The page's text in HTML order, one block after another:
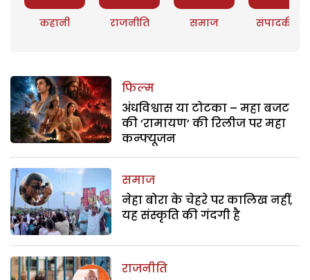
कहानी राजनीति समाज संपादकीय
फिल्म
अंधविश्वास या टोटका – महा बजट
की ‘रामायण’ की रिलीज पर महा
कन्फ्यूजन
समाज
नेहा बोरा के चेहरे पर कालिख नहीं,
यह संस्कृति की गंदगी है
राजनीति